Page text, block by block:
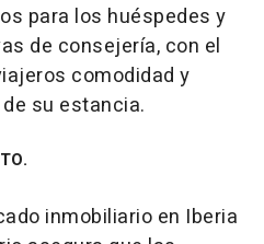
para los huéspedes y
de consejería, con el
comodidad y
su estancia.
inmobiliario en Iberia